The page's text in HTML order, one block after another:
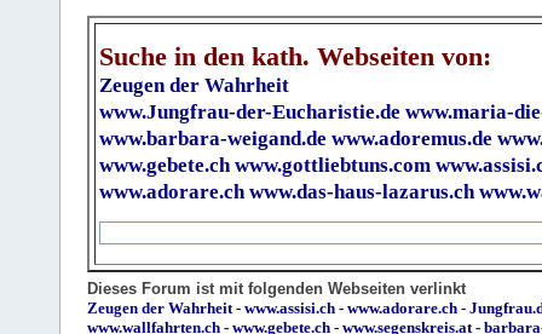
Suche in den kath. Webseiten von:
Zeugen der Wahrheit
www.Jungfrau-der-Eucharistie.de www.maria-
www.barbara-weigand.de www.adoremus.de
www.gebete.ch www.gottliebtuns.com
www.adorare.ch www.das-haus-lazarus.ch
Dieses Forum ist mit folgenden Webseiten verlinkt
Zeugen der Wahrheit - www.assisi.ch - www.adorare.ch -
www.wallfahrten.ch - www.gebete.ch - www.segenskreis.at -